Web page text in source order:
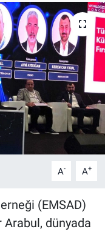
A- A+
(EMSAD)
Arabul, dünyada